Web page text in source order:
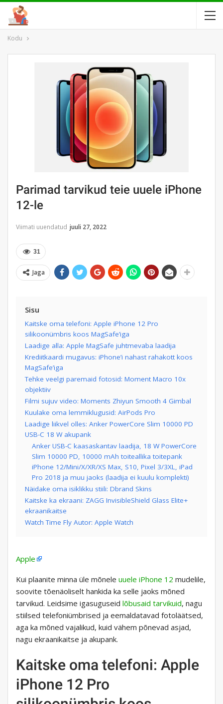
Kodu
Parimad tarvikud teie uuele iPhone
12-le
Viimati uuendatud juuli 27, 2022
31
Jaga
Sisu
Kaitske oma telefoni: Apple iPhone 12 Pro
silikoonümbris koos MagSafe’iga
Laadige alla: Apple MagSafe juhtmevaba laadija
Krediitkaardi mugavus: iPhone’i nahast rahakott koos
MagSafe’iga
Tehke veelgi paremaid fotosid: Moment Macro 10x
objektiiv
Filmi sujuv video: Moments Zhiyun Smooth 4 Gimbal
Kuulake oma lemmiklugusid: AirPods Pro
Laadige liikvel olles: Anker PowerCore Slim 10000 PD
USB-C 18 W akupank
Anker USB-C kaasaskantav laadija, 18 W PowerCore
Slim 10000 PD, 10000 mAh toiteallika toitepank
iPhone 12/Mini/X/XR/XS Max, S10, Pixel 3/3XL, iPad
Pro 2018 ja muu jaoks (laadija ei kuulu komplekti)
Näidake oma isiklikku stiili: Dbrand Skins
Kaitske ka ekraani: ZAGG InvisibleShield Glass Elite+
ekraanikaitse
Watch Time Fly Autor: Apple Watch
Apple
Kui plaanite minna üle mõnele uuele iPhone 12 mudelile,
soovite tõenäoliselt hankida ka selle jaoks mõned
tarvikud. Leidsime igasuguseid lõbusaid tarvikuid, nagu
stiilsed telefoniümbrised ja eemaldatavad fotoläätsed,
aga ka mõned vajalikud, kuid vähem põnevad asjad,
nagu ekraanikaitse ja akupank.
Kaitske oma telefoni: Apple
iPhone 12 Pro